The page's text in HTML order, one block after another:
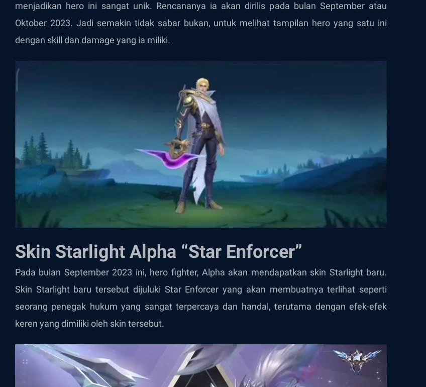
menjadikan hero ini sangat unik. Rencananya ia akan dirilis pada bulan September atau
Oktober 2023. Jadi semakin tidak sabar bukan, untuk melihat tampilan hero yang satu ini
dengan skill dan damage yang ia miliki.
Skin Starlight Alpha “Star Enforcer”
Pada bulan September 2023 ini, hero fighter, Alpha akan mendapatkan skin Starlight baru.
Skin Starlight baru tersebut dijuluki Star Enforcer yang akan membuatnya terlihat seperti
seorang penegak hukum yang sangat terpercaya dan handal, terutama dengan efek-efek
keren yang dimiliki oleh skin tersebut.